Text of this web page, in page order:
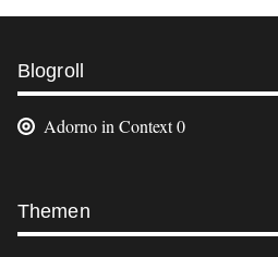
Weitere
Informationen
Blogroll
Adorno in Context0
Themen